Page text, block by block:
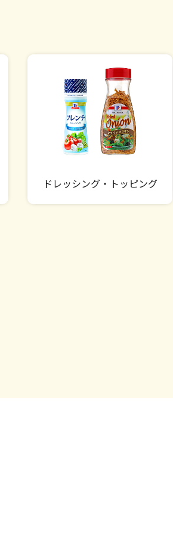
ドレッシング・トッピング